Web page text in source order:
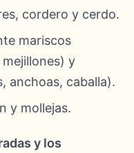
cordero y cerdo.
mariscos
y
anchoas, caballa).
y mollejas.
y los